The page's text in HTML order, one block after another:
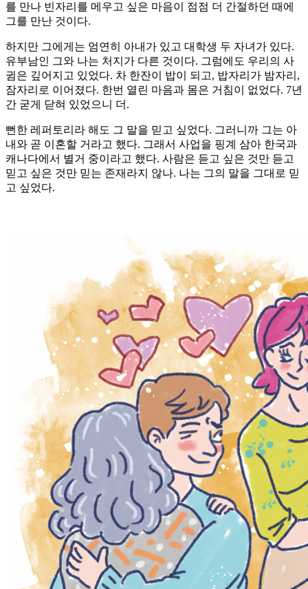
를 만나 빈자리를 메우고 싶은 마음이 점점 더 간절하던 때에
그를 만난 것이다.
하지만 그에게는 엄연히 아내가 있고 대학생 두 자녀가 있다.
유부남인 그와 나는 처지가 다른 것이다. 그럼에도 우리의 사
귐은 깊어지고 있었다. 차 한잔이 밥이 되고, 밥자리가 밤자리,
잠자리로 이어졌다. 한번 열린 마음과 몸은 거침이 없었다. 7년
간 굳게 닫혀 있었으니 더.
뻔한 레퍼토리라 해도 그 말을 믿고 싶었다. 그러니까 그는 아
내와 곧 이혼할 거라고 했다. 그래서 사업을 핑계 삼아 한국과
캐나다에서 별거 중이라고 했다. 사람은 듣고 싶은 것만 듣고
믿고 싶은 것만 믿는 존재라지 않나. 나는 그의 말을 그대로 믿
고 싶었다.